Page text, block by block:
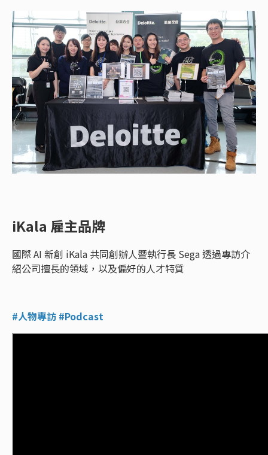
iKala 雇主品牌
國際 AI 新創 iKala 共同創辦人暨執行長 Sega 透過專訪介
紹公司擅長的領域，以及偏好的人才特質
#人物專訪 #Podcast